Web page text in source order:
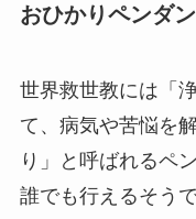
おひかりペンダ
世界救世教には「
て、病気や苦悩を
り」と呼ばれるペ
誰でも行えるそう